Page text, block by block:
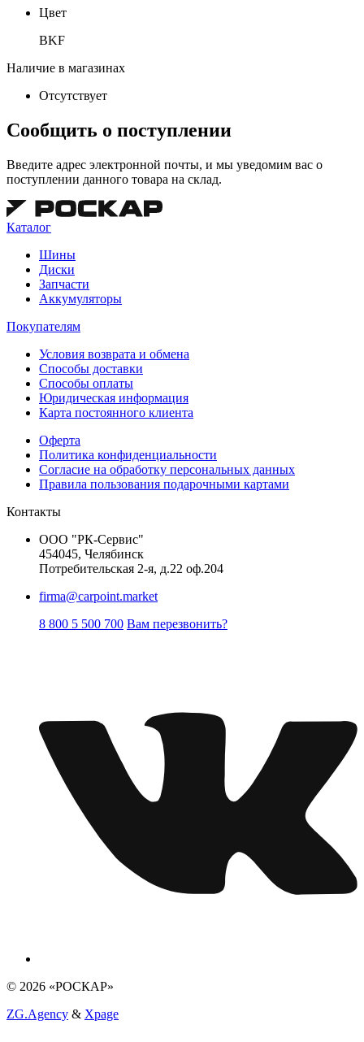
Цвет
BKF
Наличие в магазинах
Отсутствует
Сообщить о поступлении
Введите адрес электронной почты, и мы уведомим вас о
поступлении данного товара на склад.
Каталог
Шины
Диски
Запчасти
Аккумуляторы
Покупателям
Условия возврата и обмена
Способы доставки
Способы оплаты
Юридическая информация
Карта постоянного клиента
Оферта
Политика конфиденциальности
Согласие на обработку персональных данных
Правила пользования подарочными картами
Контакты
ООО "РК-Сервис"
454045, Челябинск
Потребительская 2-я, д.22 оф.204
firma@carpoint.market
8 800 5 500 700 Вам перезвонить?
© 2026 «РОСКАР»
ZG.Agency & Xpage